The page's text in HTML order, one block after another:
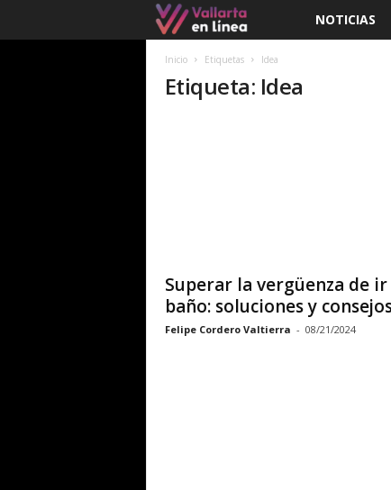
l
e
NOTICIAS
Inicio Etiquetas Idea
Etiqueta: Idea
Superar la vergüenza de ir
baño: soluciones y
Felipe Cordero Valtierra - 08/21/2024